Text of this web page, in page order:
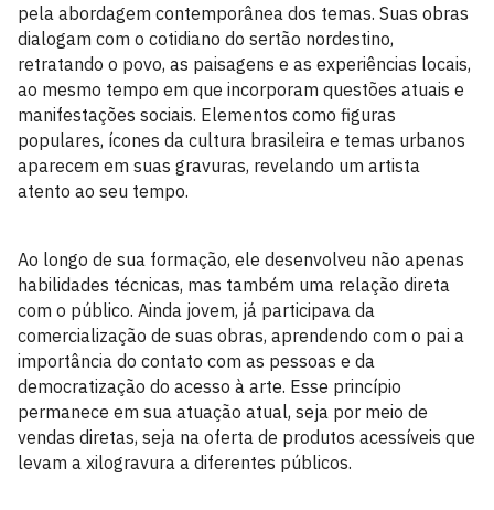
pela abordagem contemporânea dos temas. Suas obras
dialogam com o cotidiano do sertão nordestino,
retratando o povo, as paisagens e as experiências locais,
ao mesmo tempo em que incorporam questões atuais e
manifestações sociais. Elementos como figuras
populares, ícones da cultura brasileira e temas urbanos
aparecem em suas gravuras, revelando um artista
atento ao seu tempo.
Ao longo de sua formação, ele desenvolveu não apenas
habilidades técnicas, mas também uma relação direta
com o público. Ainda jovem, já participava da
comercialização de suas obras, aprendendo com o pai a
importância do contato com as pessoas e da
democratização do acesso à arte. Esse princípio
permanece em sua atuação atual, seja por meio de
vendas diretas, seja na oferta de produtos acessíveis que
levam a xilogravura a diferentes públicos.